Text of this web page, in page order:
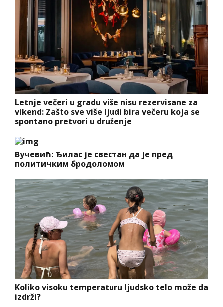
Letnje večeri u gradu više nisu rezervisane za
vikend: Zašto sve više ljudi bira večeru koja se
spontano pretvori u druženje
Вучевић: Ђилас је свестан да је пред
политичким бродоломом
Koliko visoku temperaturu ljudsko telo može da
izdrži?